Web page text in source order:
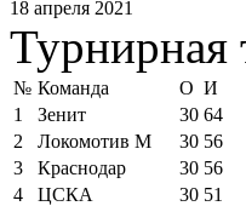
18 апреля 2021
Турнирная
№ Команда О И
1
Зенит 30 64
2
Локомотив М 30 56
3
Краснодар 30 56
4
ЦСКА 30 51